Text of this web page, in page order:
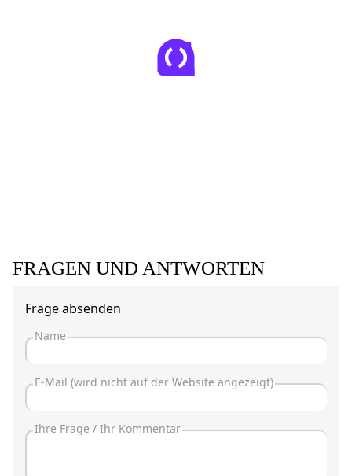
FRAGEN UND ANTWORTEN
Frage absenden